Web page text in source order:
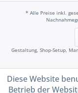
* Alle Preise inkl.
Gestaltung, Shop-Setup,
Diese Website
Betrieb der